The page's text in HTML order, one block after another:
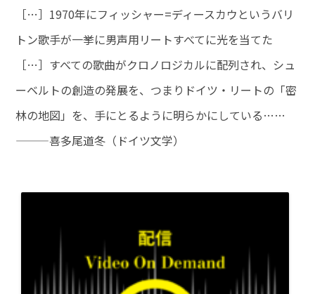
［…］1970年にフィッシャー=ディースカウというバリ
トン歌手が一挙に男声用リートすべてに光を当てた
［…］すべての歌曲がクロノロジカルに配列され、シュ
ーベルトの創造の発展を、つまりドイツ・リートの「密
林の地図」を、手にとるように明らかにしている……
———喜多尾道冬（ドイツ文学）